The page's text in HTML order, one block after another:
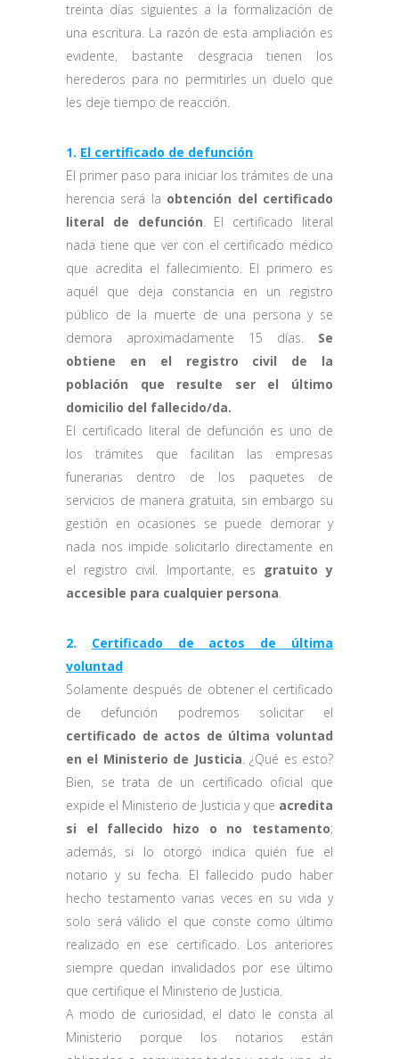
treinta días siguientes a la formalización de
una escritura. La razón de esta ampliación es
evidente, bastante desgracia tienen los
herederos para no permitirles un duelo que
les deje tiempo de reacción.
1. El certificado de defunción
El primer paso para iniciar los trámites de una
herencia será la obtención del certificado
literal de defunción. El certificado literal
nada tiene que ver con el certificado médico
que acredita el fallecimiento. El primero es
aquél que deja constancia en un registro
público de la muerte de una persona y se
demora aproximadamente 15 días. Se
obtiene en el registro civil de la
población que resulte ser el último
domicilio del fallecido/da.
El certificado literal de defunción es uno de
los trámites que facilitan las empresas
funerarias dentro de los paquetes de
servicios de manera gratuita, sin embargo su
gestión en ocasiones se puede demorar y
nada nos impide solicitarlo directamente en
el registro civil. Importante, es
gratuito y
accesible para cualquier persona.
2.
Certificado de actos de última
voluntad
Solamente después de obtener el certificado
de defunción podremos solicitar el
certificado de actos de última voluntad
en el Ministerio de Justicia. ¿Qué es esto?
Bien, se trata de un certificado oficial que
expide el Ministerio de Justicia y que acredita
si el fallecido hizo o no testamento;
además, si lo otorgó indica quién fue el
notario y su fecha. El fallecido pudo haber
hecho testamento varias veces en su vida y
solo será válido el que conste como último
realizado en ese certificado. Los anteriores
siempre quedan invalidados por ese último
que certifique el Ministerio de Justicia.
A modo de curiosidad, el dato le consta al
Ministerio porque los notarios están